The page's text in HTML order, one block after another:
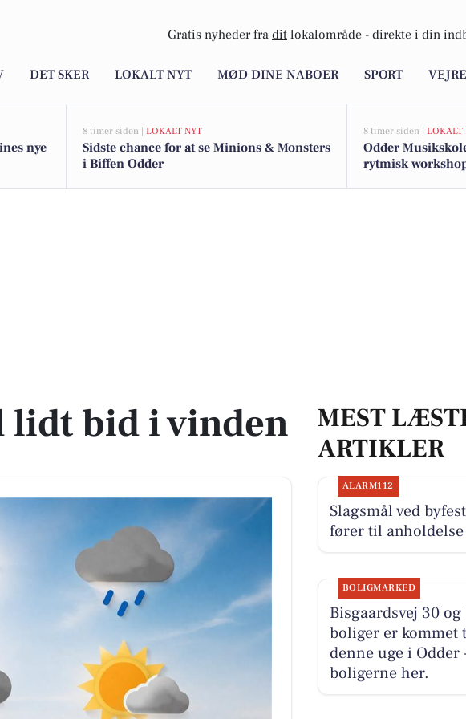
Gratis nyheder fra dit lokalområde - direkte i din
DET SKER LOKALT NYT MØD DINE NABOER SPORT
nye
8 timer siden | LOKALT NYT
Sidste chance for at se Minions & Monsters
i Biffen Odder
8 timer siden | LOKALT
Odder
rytmisk
lidt bid i vinden
MEST
ARTIKLER
ALARM112
Slagsmål ved
fører til
BOLIGMARKED
Bisgaardsvej 30 og
boliger er kommet
denne uge i Odder
boligerne her.